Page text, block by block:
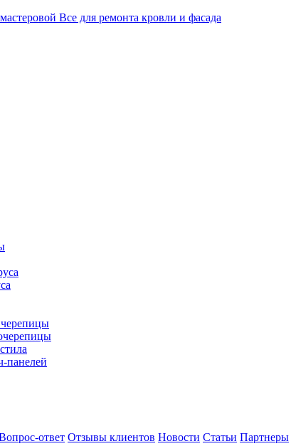
мастеровой Все для ремонта кровли и фасада
панелей
ответ Отзывы клиентов Новости Статьи Партнеры